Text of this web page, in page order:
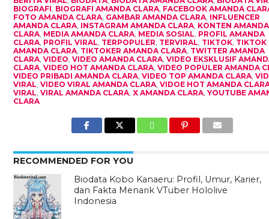
BIOGRAFI BIOGRAFI AMANDA CLARA FACEBOOK AMANDA
FOTO AMANDA CLARA GAMBAR AMANDA CLARA INFLUENCER
AMANDA CLARA INSTAGRAM AMANDA CLARA KONTEN AMANDA
CLARA MEDIA AMANDA CLARA MEDIA SOSIAL PROFIL AMANDA
CLARA PROFIL VIRAL TERPOPULER TERVIRAL TIKTOK TIKTOK
AMANDA CLARA TIKTOKER AMANDA CLARA TWITTER AMANDA
CLARA ,VIDEO ,VIDEO AMANDA CLARA ,VIDEO EKSKLUSIF
CLARA ,VIDEO HOT AMANDA CLARA ,VIDEO POPULER AMANDA
VIDEO PRIBADI AMANDA CLARA ,VIDEO TOP AMANDA CLARA ,
VIRAL ,VIDEO VIRAL AMANDA CLARA ,VIDOE HOT AMANDA
VIRAL ,VIRAL AMANDA CLARA ,X AMANDA CLARA ,YOUTUBE
CLARA
RECOMMENDED FOR YOU
Biodata Kobo Kanaeru: Profil, Umur, Karier,
dan Fakta Menarik VTuber Hololive
Indonesia